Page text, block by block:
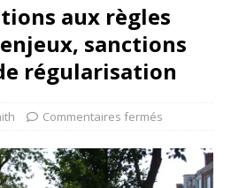
aux règles
sanctions
régularisation
Commentaires fermés